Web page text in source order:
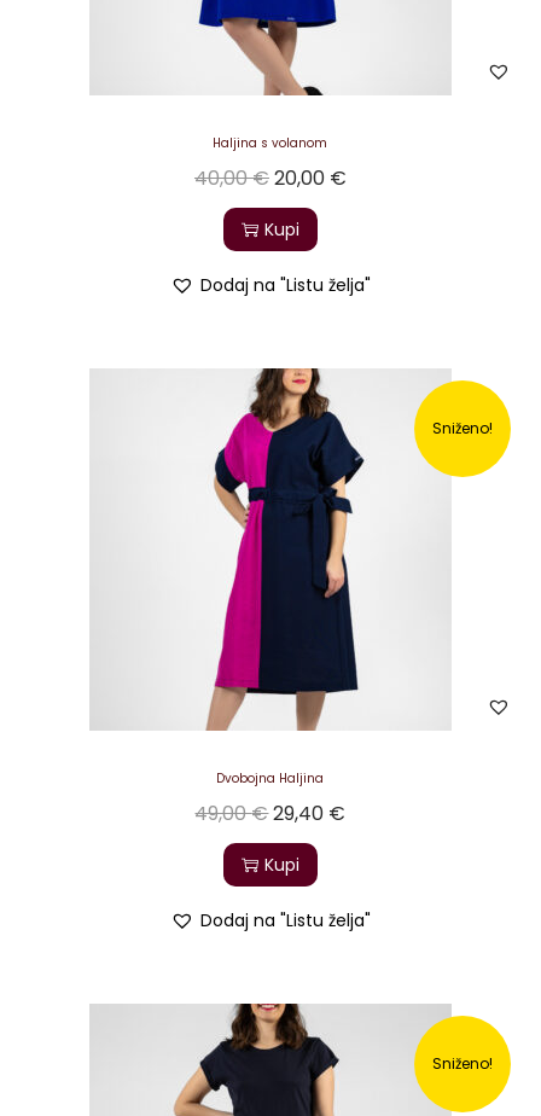
Haljina s volanom
40,00€20,00 €
Kupi
Dodaj na "Listu želja"
Sniženo!
Dvobojna Haljina
49,00€29,40 €
Kupi
Dodaj na "Listu želja"
Sniženo!